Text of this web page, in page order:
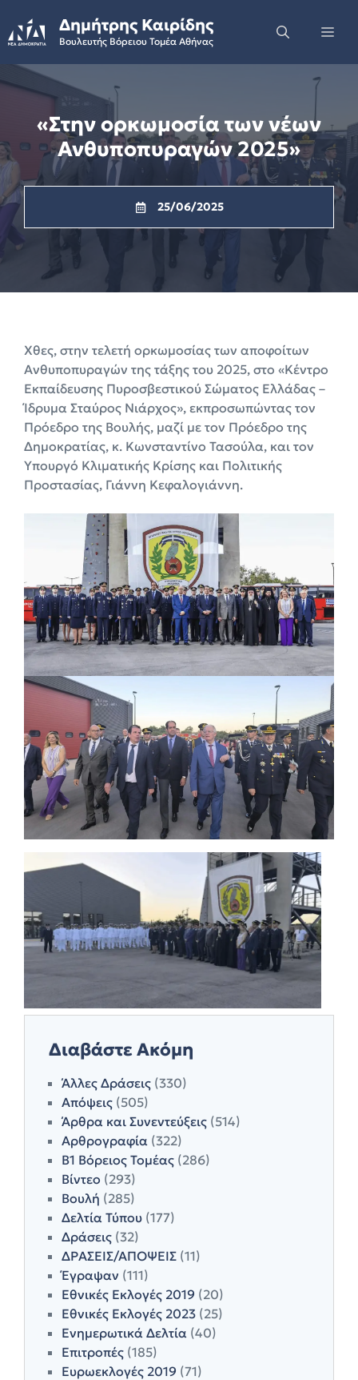
to
content
Δημήτρης Καιρίδης
Βουλευτής Βόρειου Τομέα Αθήνας
«Στην ορκωμοσία των νέων
Ανθυποπυραγών 2025»
25/06/2025
Χθες, στην τελετή ορκωμοσίας των αποφοίτων
Ανθυποπυραγών της τάξης του 2025, στο «Κέντρο
Εκπαίδευσης Πυροσβεστικού Σώματος Ελλάδας –
Ίδρυμα Σταύρος Νιάρχος», εκπροσωπώντας τον
Πρόεδρο της Βουλής, μαζί με τον Πρόεδρο της
Δημοκρατίας, κ. Κωνσταντίνο Τασούλα, και τον
Υπουργό Κλιματικής Κρίσης και Πολιτικής
Προστασίας, Γιάννη Κεφαλογιάννη.
Διαβάστε Ακόμη
Άλλες Δράσεις (330)
Απόψεις (505)
Άρθρα και Συνεντεύξεις (514)
Αρθρογραφία (322)
Β1 Βόρειος Τομέας (286)
Βίντεο (293)
Βουλή (285)
Δελτία Τύπου (177)
Δράσεις (32)
ΔΡΑΣΕΙΣ/ΑΠΟΨΕΙΣ (11)
Έγραψαν (111)
Εθνικές Εκλογές 2019 (20)
Εθνικές Εκλογές 2023 (25)
Ενημερωτικά Δελτία (40)
Επιτροπές (185)
Ευρωεκλογές 2019 (71)